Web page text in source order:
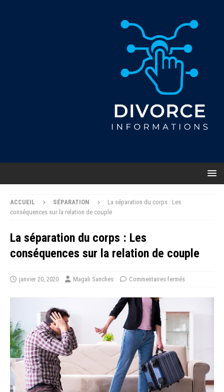
ACCUEIL SÉPARATION
La séparation du corps : Les
conséquences sur la relation de couple
La séparation du corps : Les
conséquences sur la relation de couple
janvier 20, 2020 Magali Sanches Commentaires fermés